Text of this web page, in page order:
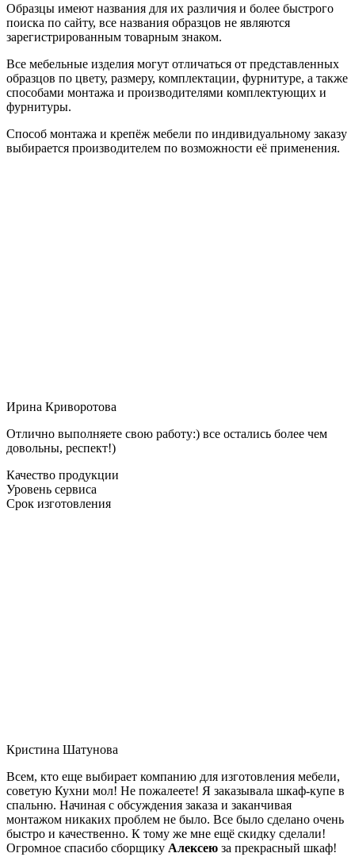
Образцы имеют названия для их различия и более быстрого
поиска по сайту, все названия образцов не являются
зарегистрированным товарным знаком.
Все мебельные изделия могут отличаться от представленных
образцов по цвету, размеру, комплектации, фурнитуре, а также
способами монтажа и производителями комплектующих и
фурнитуры.
Способ монтажа и крепёж мебели по индивидуальному заказу
выбирается производителем по возможности её применения.
Ирина Криворотова
Отлично выполняете свою работу:) все остались более чем
довольны, респект!)
Качество продукции
Уровень сервиса
Срок изготовления
Кристина Шатунова
Всем, кто еще выбирает компанию для изготовления мебели,
советую Кухни мол! Не пожалеете! Я заказывала шкаф-купе в
спальню. Начиная с обсуждения заказа и заканчивая
монтажом никаких проблем не было. Все было сделано очень
быстро и качественно. К тому же мне ещё скидку сделали!
Огромное спасибо сборщику Алексею за прекрасный шкаф!